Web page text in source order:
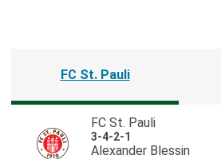
FC St. Pauli
FC St. Pauli
3-4-2-1
Alexander Blessin